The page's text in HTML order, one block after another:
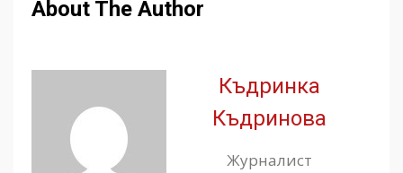
About The Author
Къдринка
Къдринова
Журналист